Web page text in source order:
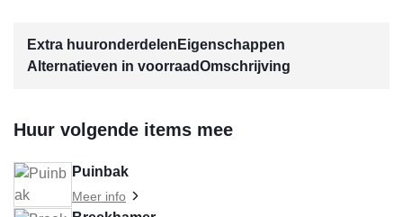
Extra huuronderdelen Eigenschappen
Alternatieven in voorraadOmschrijving
Huur volgende items mee
Puinbak
Meer info